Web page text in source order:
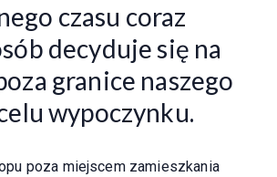
czasu coraz
decyduje się na
granice naszego
wypoczynku.
poza miejscem zamieszkania